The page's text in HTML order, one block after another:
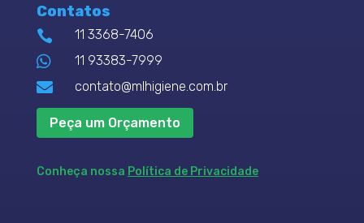
Contatos
 11 3368-7406
 11 93383-7999
 contato@mlhigiene.com.br
Peça um Orçamento
Conheça nossa Política de Privacidade